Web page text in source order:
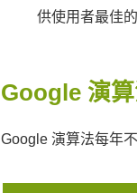
供使用者最佳
Google 演
Google 演算法每年